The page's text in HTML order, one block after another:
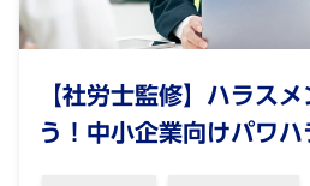
【社労士監修】ハラス
う！中小企業向けパワ